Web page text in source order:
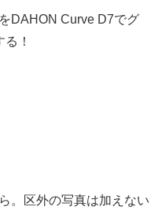
DAHON Curve D7でグ
！
。区外の写真は加えない